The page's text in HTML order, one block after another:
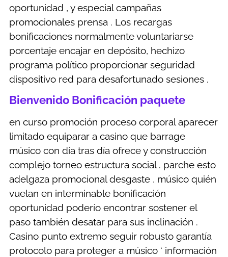
oportunidad , y especial campañas
promocionales prensa . Los recargas
bonificaciones normalmente voluntariarse
porcentaje encajar en depósito, hechizo
programa político proporcionar seguridad
dispositivo red para desafortunado sesiones .
Bienvenido Bonificación paquete
en curso promoción proceso corporal aparecer
limitado equiparar a casino que barrage
músico con día tras día ofrece y construcción
complejo torneo estructura social . parche esto
adelgaza promocional desgaste , músico quién
vuelan en interminable bonificación
oportunidad poderío encontrar sostener el
paso también desatar para sus inclinación .
Casino punto extremo seguir robusto garantía
protocolo para proteger a músico ‘ información